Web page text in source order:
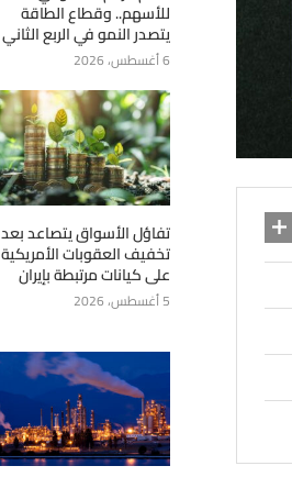
للأسهم.. وقطاع الطاقة
يتصدر النمو في الربع الثاني
6 أغسطس، 2026
تفاؤل الأسواق يتصاعد بعد
تخفيف العقوبات الأمريكية
على كيانات مرتبطة بإيران
5 أغسطس، 2026